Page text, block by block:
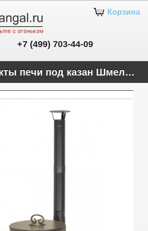
Корзина
+7 (499) 703-44-09
Комплекты печи под казан Шмель 12 л